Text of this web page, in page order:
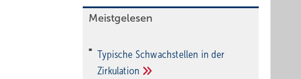
Meistgelesen
Typische Schwachstellen in der
Zirkulation